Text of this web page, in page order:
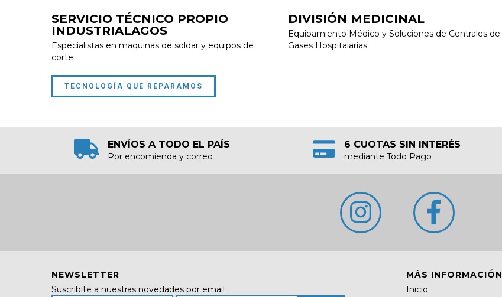
SERVICIO TÉCNICO PROPIO
INDUSTRIALAGOS
Especialistas en maquinas de soldar y equipos de
corte
TECNOLOGÍA QUE REPARAMOS
DIVISIÓN MEDICINAL
Equipamiento Médico y Soluciones de Centrales de
Gases Hospitalarias.
ENVÍOS A TODO EL PAÍS
Por encomienda y correo
6 CUOTAS SIN INTERÉS
mediante Todo Pago
NEWSLETTER
Suscribite a nuestras novedades por email
MÁS INFORMACIÓN
Inicio